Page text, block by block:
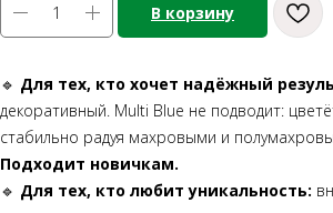
В корзину
🔹 Для тех, кто хочет надёжный
декоративный. Multi Blue не подводит:
стабильно радуя махровыми и
Подходит новичкам.
🔹 Для тех, кто любит уникальность: